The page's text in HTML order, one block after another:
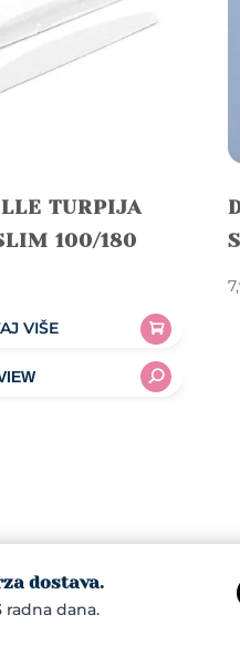
TURPIJA
100/180
VIŠE
dostava.
radna dana.